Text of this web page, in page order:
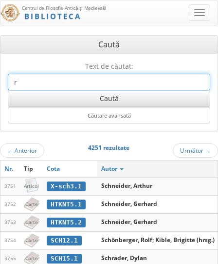
Centrul de Filosofie Antică şi Medievală
BIBLIOTECA
Caută
Text de căutat:
← Anterior 4251 rezultate Următor →
Nr. Tip Cota Autor
3751 Articol X-sch3.1 Schneider, Arthur
3752 Carte HTKNT5.1 Schneider, Gerhard
3753 Carte HTKNT5.2 Schneider, Gerhard
3754 Carte SCH12.1 Schönberger, Rolf; Kible, Brigitte (hrsg.)
3755 Carte SCH15.1 Schrader, Dylan